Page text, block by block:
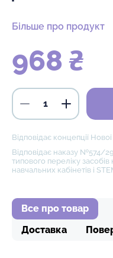
Більше про продукт
968 ₴
Відповідає концепції
Відповідає наказу №574/
типового переліку
навчальних кабінетів і
Все про товар
Доставка